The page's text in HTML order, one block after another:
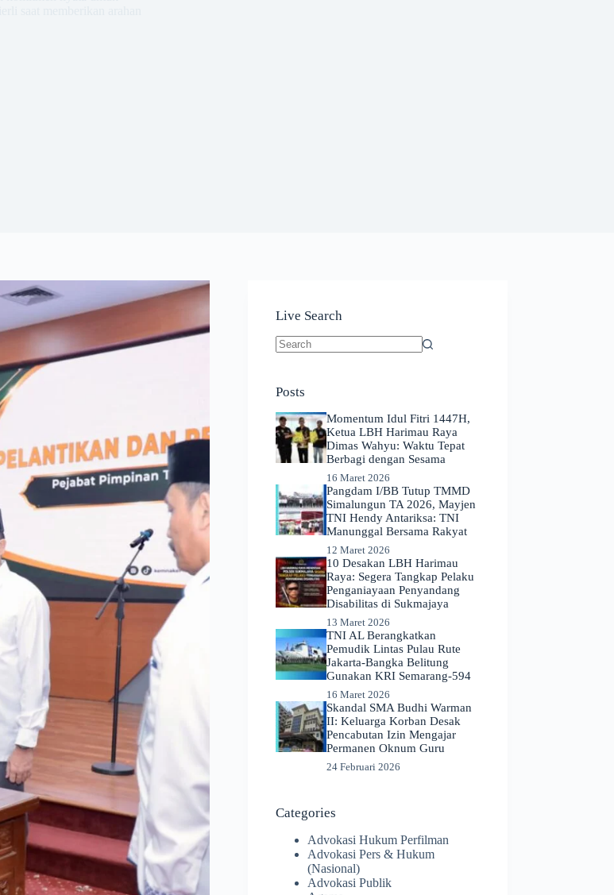
Live Search
Posts
Momentum Idul Fitri 1447H,
Ketua LBH Harimau Raya
Dimas Wahyu: Waktu Tepat
Berbagi dengan Sesama
16 Maret 2026
Pangdam I/BB Tutup TMMD
Simalungun TA 2026, Mayjen
TNI Hendy Antariksa: TNI
Manunggal Bersama Rakyat
12 Maret 2026
​10 Desakan LBH Harimau
Raya: Segera Tangkap Pelaku
Penganiayaan Penyandang
Disabilitas di Sukmajaya
13 Maret 2026
TNI AL Berangkatkan
Pemudik Lintas Pulau Rute
Jakarta-Bangka Belitung
Gunakan KRI Semarang-594
16 Maret 2026
Skandal SMA Budhi Warman
II: Keluarga Korban Desak
Pencabutan Izin Mengajar
Permanen Oknum Guru
24 Februari 2026
Categories
Advokasi Hukum Perfilman
Advokasi Pers & Hukum
(Nasional)
Advokasi Publik